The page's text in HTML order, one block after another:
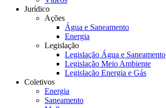
Jurídico
Ações
Água e Saneamento
Energia
Legislação
Legislação Água e Saneamento
Legislação Meio Ambiente
Legislação Energia e Gás
Coletivos
Energia
Saneamento